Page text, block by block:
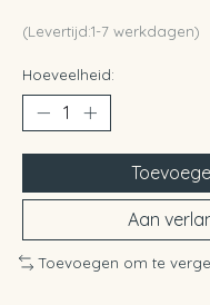
(Levertijd:1-7 werkdagen)
Hoeveelheid:
Aan
Toevoegen om te